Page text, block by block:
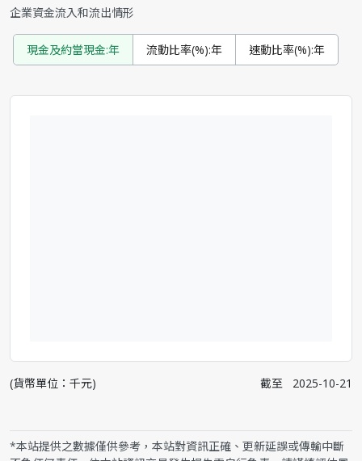
企業資金流入和流出情形
現金及約當現金:年 流動比率(%):年 速動比率(%):年
(貨幣單位：千元) 截至 2025-10-21
*本站提供之數據僅供參考，本站對資訊正確、更新延誤或傳輸中斷